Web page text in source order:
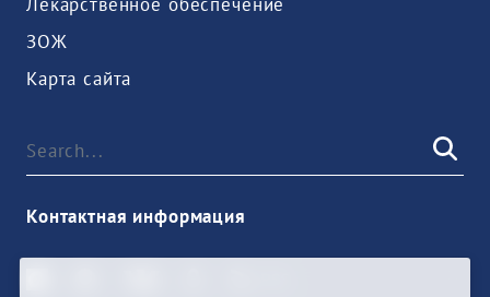
ЗОЖ
Карта сайта
Контактная информация